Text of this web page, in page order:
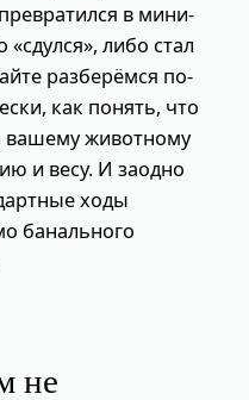
в мини-
либо стал
разберёмся по-
как понять, что
вашему животному
и весу. И заодно
ходы
банального
не